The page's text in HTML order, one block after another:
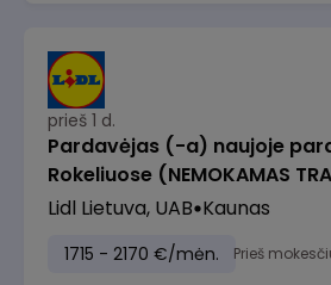
prieš 1 d.
Pardavėjas (-a) naujoje
Rokeliuose (NEMOKAMAS
Lidl Lietuva, UAB Kaunas
1715 - 2170 €/mėn. Prieš